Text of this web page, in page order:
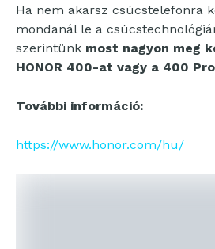
Ha nem akarsz csúcstelefonra
mondanál le a
szerintünk most nagyon meg
HONOR 400-at vagy a 400
További információ:
https://www.honor.com/hu/